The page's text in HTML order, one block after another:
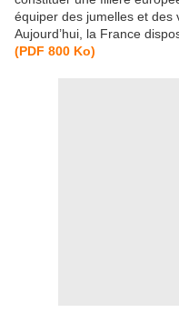
équiper des jumelles et des
Aujourd’hui, la France
(PDF 800 Ko)